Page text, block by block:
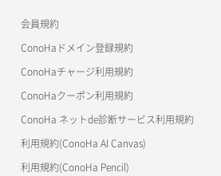
ネットワーク一覧取得
ネットワーク作成（ローカルネットワーク用）
ネットワーク削除（ローカルネットワーク用）
ネットワーク詳細取得
ポート一覧取得
メンバー追加
リスナー作成
リスナー更新
コンテナ削除
ラージオブジェクトアップロード(DLO)
一時的Web公開
ConoHa for GAME
OpenStack CLI
Terraform
s3cmd
会員規約
ConoHaドメイン登録規約
ConoHaチャージ利用規約
ConoHaクーポン利用規約
ConoHa ネットde診断サービス利用規約
利用規約(ConoHa AI Canvas)
利用規約(ConoHa Pencil)